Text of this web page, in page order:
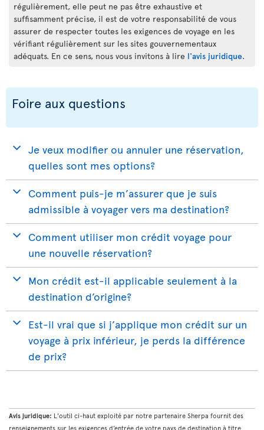
régulièrement, elle peut ne pas être exhaustive et
suffisamment précise, il est de votre responsabilité de vous
assurer de respecter toutes les exigences de voyage en les
vérifiant régulièrement sur les sites gouvernementaux
adéquats. En ce sens, nous vous invitons à lire l'avis juridique.
Foire aux questions
Je veux modifier ou annuler une réservation,
quelles sont mes options?
Comment puis-je m’assurer que je suis
admissible à voyager vers ma destination?
Comment utiliser mon crédit voyage pour
une nouvelle réservation?
Mon crédit est-il applicable seulement à la
destination d’origine?
Est-il vrai que si j’applique mon crédit sur un
voyage à prix inférieur, je perds la différence
de prix?
Avis juridique: L'outil ci-haut exploité par notre partenaire Sherpa fournit des
renseignements sur les exigences d’entrée de votre pays de destination à titre